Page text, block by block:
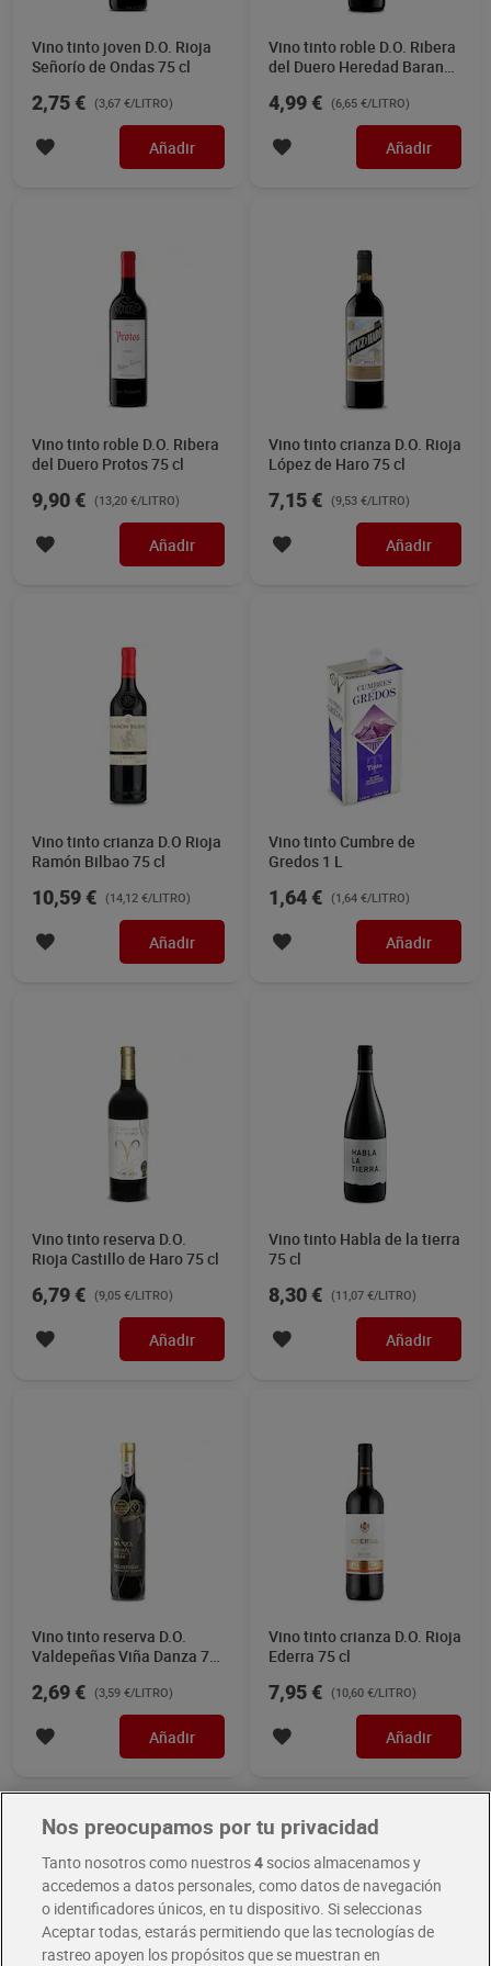
Vino tinto joven D.O. Rioja
Señorío de Ondas 75 cl
2,75 € (3,67 €/LITRO)
Añadir
Vino tinto roble D.O. Ribera
del Duero Heredad Baran
4,99 € (6,65 €/LITRO)
Añadir
Vino tinto roble D.O. Ribera
del Duero Protos 75 cl
9,90 € (13,20 €/LITRO)
Añadir
Vino tinto crianza D.O. Rioja
López de Haro 75 cl
7,15 € (9,53 €/LITRO)
Añadir
Vino tinto crianza D.O Rioja
Ramón Bilbao 75 cl
10,59 € (14,12 €/LITRO)
Añadir
Vino tinto Cumbre de
Gredos 1 L
1,64 € (1,64 €/LITRO)
Añadir
Vino tinto reserva D.O.
Rioja Castillo de Haro 75 cl
6,79 € (9,05 €/LITRO)
Añadir
Vino tinto Habla de la tierra
75 cl
8,30 € (11,07 €/LITRO)
Añadir
Vino tinto reserva D.O.
Valdepeñas Viña Danza 75
2,69 € (3,59 €/LITRO)
Añadir
Vino tinto crianza D.O. Rioja
Ederra 75 cl
7,95 € (10,60 €/LITRO)
Añadir
Nos preocupamos por tu privacidad
Tanto nosotros como nuestros4socios almacenamos y
accedemos a datos personales, como datos de navegación
o identificadores únicos, en tu dispositivo. Si seleccionas
Aceptar todas, estarás permitiendo que las tecnologías de
rastreo apoyen los propósitos que se muestran en